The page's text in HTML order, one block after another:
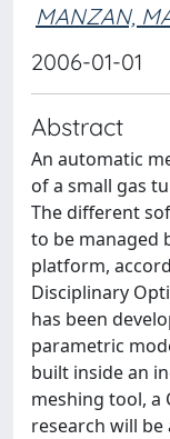
MANZAN,
2006-01-01
Abstract
An automatic
of a small gas
The different
to be managed
platform,
Disciplinary
has been
parametric
built inside an
meshing tool, a
research will